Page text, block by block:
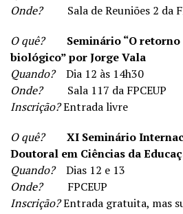
Onde?Sala de Reuniões 2 da
O quê?
Seminário “O
biológico” por Jorge Vala
Quando?Dia 12 às 14h30
Onde?Sala 117 da FPCEUP
Inscrição?Entrada livre
O quê?
XI Seminário
Doutoral em Ciências da
Quando?Dias 12 e 13
Onde?FPCEUP
Inscrição?Entrada gratuita, mas